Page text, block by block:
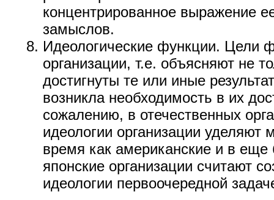
концентрированное выражение
замыслов.
Идеологические функции. Цели
организации, т.е. объясняют не
достигнуты те или иные
возникла необходимость в их
сожалению, в отечественных
идеологии организации уделяют
время как американские и в еще
японские организации считают
идеологии первоочередной